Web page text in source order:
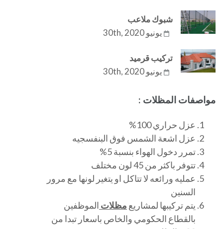
شبوك ملاعب
يونيو 30th, 2020
تركيب قرميد
يونيو 30th, 2020
مواصفات المظلات :
عزل حراري 100%
عزل اشعة الشمس فوق البنفسجيه
تمرر دخول الهواء بنسبة 5%
تتوفر باكثر من 45 لون مختلف
عمليه ورائعه لا تتاكل او يتغير لونها مع مرور
السنين
يتم تركيبها لمشاريع مظلات الموظفين
بالقطاع الحكومي والخاص باسعار تبدا من